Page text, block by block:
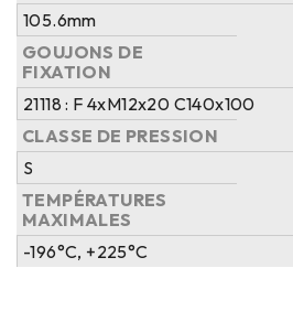
105.6mm
GOUJONS DE
FIXATION
21118 : F 4xM12x20 C140x100
CLASSE DE PRESSION
S
TEMPÉRATURES
MAXIMALES
-196°C, +225°C